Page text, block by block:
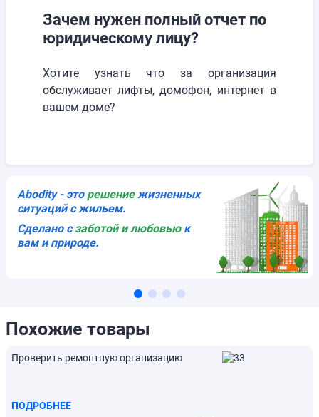
Зачем нужен полный отчет по
юридическому лицу?
Хотите узнать что за организация
обслуживает лифты, домофон, интернет в
вашем доме?
Abodity - это решениe жизненных
ситуаций с жильем.
Сделано с заботой и любовью к
вам и природе.
Похожие товары
Проверить ремонтную организацию
ПОДРОБНЕЕ